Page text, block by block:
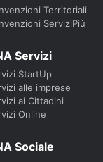
Territoriali
ServiziPiù
Servizi
StartUp
alle imprese
ai Cittadini
Online
Sociale